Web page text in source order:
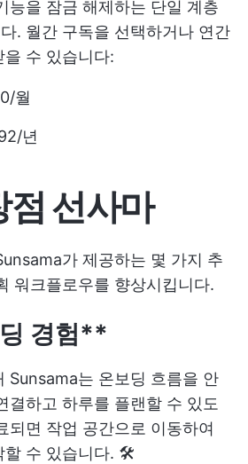
능을 잠금 해제하는 단일 계층
. 월간 구독을 선택하거나 연간
수 있습니다:
월
년
점 선사마
가 제공하는 몇 가지 추
워크플로우를 향상시킵니다.
경험**
Sunsama는 온보딩 흐름을 안
결하고 하루를 플랜할 수 있도
되면 작업 공간으로 이동하여
할 수 있습니다. 🛠️